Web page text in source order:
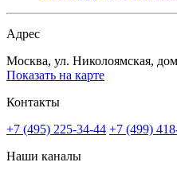
Адрес
Москва, ул. Николоямская,
Показать на карте
Контакты
+7 (495) 225-34-44 +7 (499)
Наши каналы